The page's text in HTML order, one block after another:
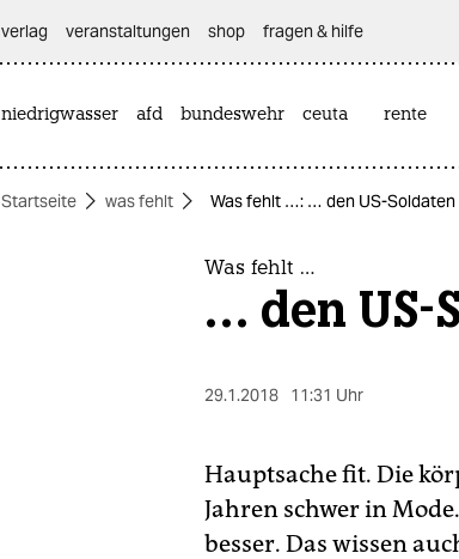
themen
verlag
veranstaltungen shop fragen & hilfe
niedrigwasser afd bundeswehr ceuta rente
Startseite was fehlt Was fehlt …: … den US-Soldaten
Was fehlt …
… den US-
29.1.2018 11:31 Uhr
Hauptsache fit. Die
Jahren schwer in
besser. Das wissen